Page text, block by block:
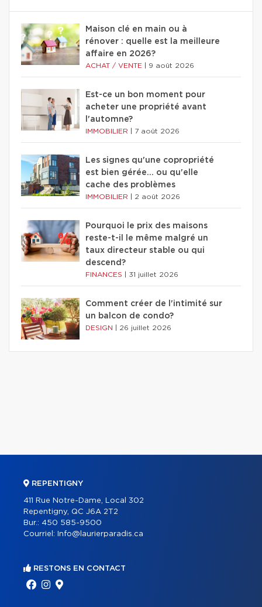
Maison clé en main ou à
rénover : quelle est la meilleure
affaire en 2026?
ACHAT / VENTE 9 août 2026
Est-ce un bon moment pour
acheter une propriété avant
l'automne?
IMMOBILIER 7 août 2026
Les signes qu'une copropriété
est bien gérée… ou qu'elle
cache des problèmes
IMMOBILIER 2 août 2026
Pourquoi le prix des maisons
reste-t-il le même malgré un
taux directeur stable ou qui
descend?
FINANCES 31 juillet 2026
Comment créer de l'intimité sur
un balcon de condo?
DESIGN 26 juillet 2026
REPENTIGNY
411 Rue Notre-Dame, Local 302
Repentigny, QC J6A 2T2
Bur.: 450 585-9500
Courriel:
Info@laurierparadis.ca
RESTONS EN CONTACT